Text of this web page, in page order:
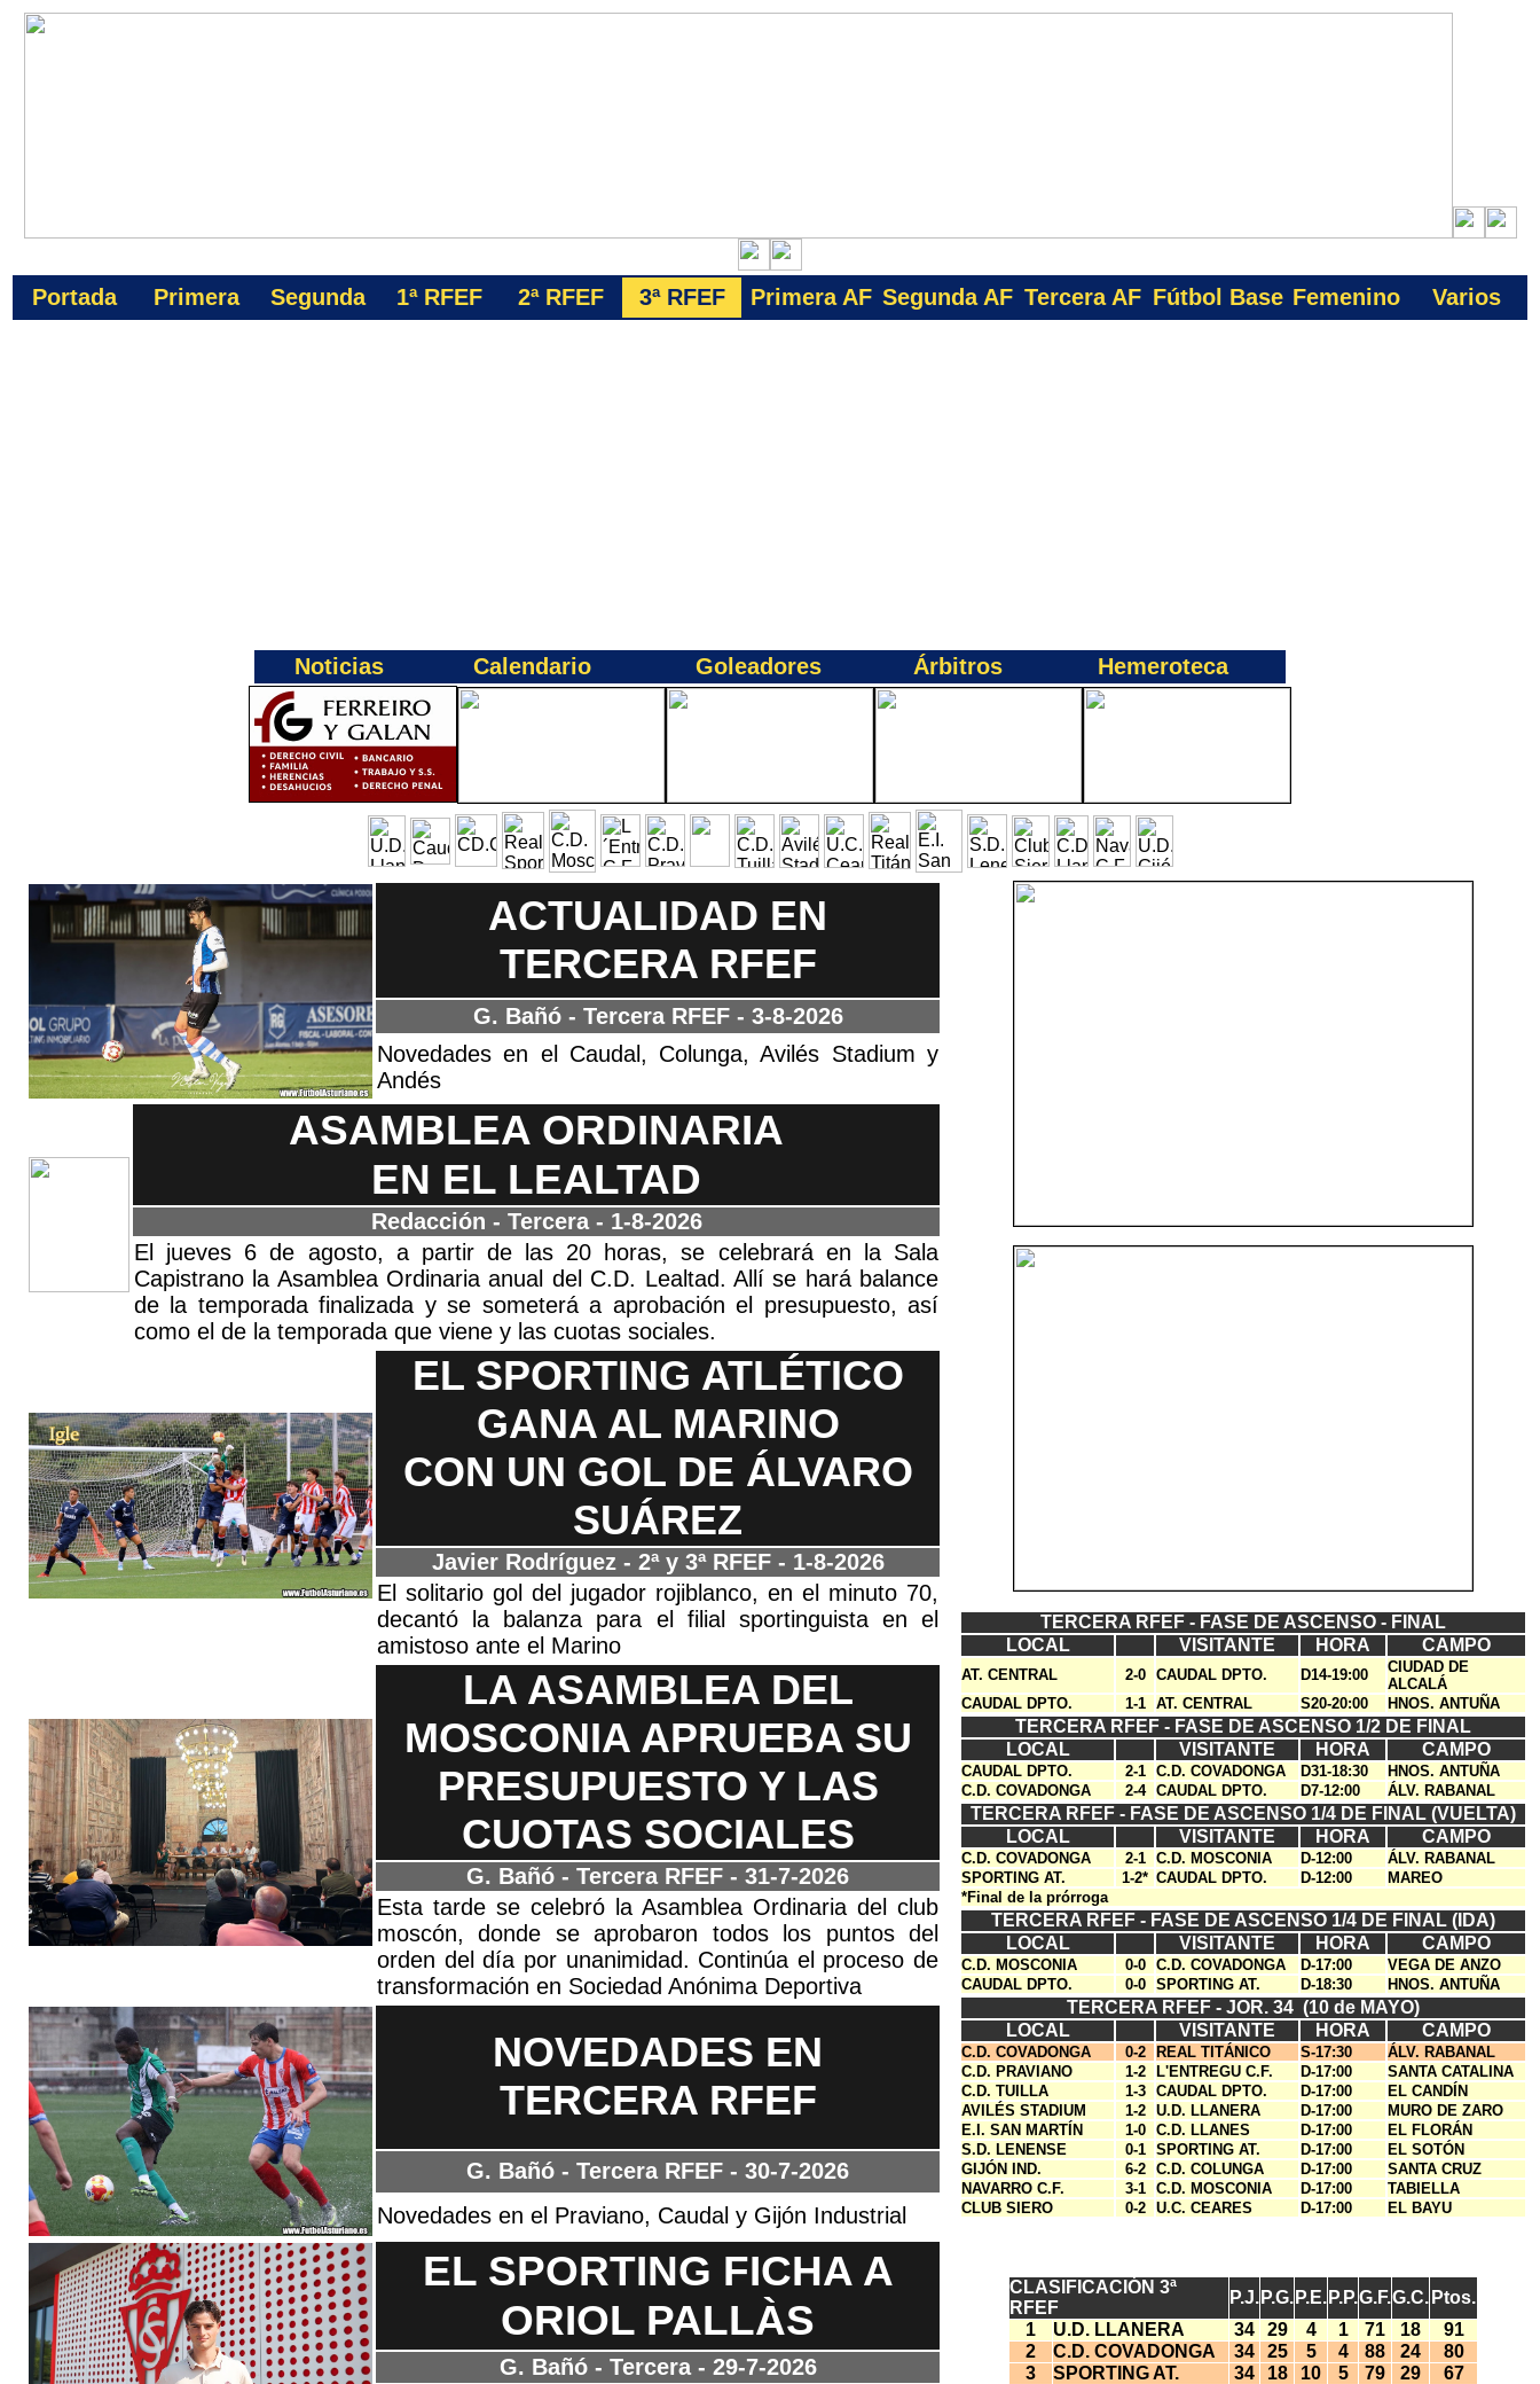
Portada Primera Segunda 1ªRFEF 2ª RFEF 3ªRFEF Primera AF Segunda AF Tercera AF Fútbol Base Femenino Varios
Noticias Calendario Goleadores Árbitros Hemeroteca
ACTUALIDAD EN
TERCERA RFEF
G. Bañó - Tercera RFEF- 3-8-2026
Novedades en el Caudal, Colunga, Avilés Stadium y
Andés
ASAMBLEA ORDINARIA
EN EL LEALTAD
Redacción - Tercera - 1-8-2026
El jueves 6 de agosto, a partir de las 20 horas, se celebrará en la Sala
Capistrano la Asamblea Ordinaria anual del C.D. Lealtad. Allí se hará balance
de la temporada finalizada y se someterá a aprobación el presupuesto, así
como el de la temporada que viene y las cuotas sociales.
EL SPORTING ATLÉTICO
GANA AL MARINO
CON UN GOL DE ÁLVARO
SUÁREZ
Javier Rodríguez - 2ª y 3ª RFEF- 1-8-2026
El solitario gol del jugador rojiblanco, en el minuto 70,
decantó la balanza para el filial sportinguista en el
amistoso ante el Marino
LA ASAMBLEA DEL
MOSCONIA APRUEBA SU
PRESUPUESTO Y LAS
CUOTAS SOCIALES
G. Bañó - Tercera RFEF - 31-7-2026
Esta tarde se celebró la Asamblea Ordinaria del club
moscón, donde se aprobaron todos los puntos del
orden del día por unanimidad. Continúa el proceso de
transformación en Sociedad Anónima Deportiva
NOVEDADES EN
TERCERA RFEF
G. Bañó - Tercera RFEF - 30-7-2026
Novedades en el Praviano, Caudal y Gijón Industrial
EL SPORTING FICHA A
ORIOL PALLÀS
G. Bañó - Tercera - 29-7-2026
TERCERA RFEF - FASE DE ASCENSO - FINAL
LOCAL
VISITANTE HORA CAMPO
AT. CENTRAL 2-0 CAUDAL DPTO. D14-19:00
CIUDAD DE
ALCALÁ
CAUDAL DPTO.
1-1 AT. CENTRAL S20-20:00 HNOS. ANTUÑA
TERCERA RFEF - FASE DE ASCENSO 1/2 DE FINAL
LOCAL
VISITANTE HORA CAMPO
CAUDAL DPTO. 2-1 C.D. COVADONGA D31-18:30
HNOS. ANTUÑA
C.D. COVADONGA
2-4 CAUDAL DPTO. D7-12:00 ÁLV. RABANAL
TERCERA RFEF - FASE DE ASCENSO 1/4 DE FINAL (VUELTA)
LOCAL
VISITANTE HORA CAMPO
C.D. COVADONGA 2-1 C.D. MOSCONIA D-12:00
ÁLV. RABANAL
SPORTING AT.
1-2* CAUDAL DPTO. D-12:00
MAREO
*Final de la prórroga
TERCERA RFEF - FASE DE ASCENSO 1/4 DE FINAL (IDA)
LOCAL
VISITANTE HORA CAMPO
C.D. MOSCONIA 0-0 C.D. COVADONGA D-17:00
VEGA DE ANZO
CAUDAL DPTO.
0-0 SPORTING AT. D-18:30 HNOS. ANTUÑA
TERCERA RFEF - JOR. 34 (10 de MAYO)
LOCAL
VISITANTE HORA CAMPO
C.D. COVADONGA 0-2 REAL TITÁNICO S-17:30
ÁLV. RABANAL
C.D. PRAVIANO
1-2 L'ENTREGU C.F. D-17:00
SANTA CATALINA
C.D. TUILLA
1-3 CAUDAL DPTO. D-17:00
EL CANDÍN
AVILÉS STADIUM
1-2 U.D. LLANERA D-17:00
MURO DE ZARO
E.I. SAN MARTÍN
1-0 C.D. LLANES D-17:00
EL FLORÁN
S.D. LENENSE
0-1 SPORTING AT. D-17:00
EL SOTÓN
GIJÓN IND.
6-2 C.D. COLUNGA D-17:00
SANTA CRUZ
NAVARRO C.F.
3-1 C.D. MOSCONIA D-17:00
TABIELLA
CLUB SIERO
0-2 U.C. CEARES D-17:00 EL BAYU
CLASIFICACIÓN 3ª
RFEF
P.J. P.G. P.E. P.P.G.F.G.C. Ptos.
1
U.D. LLANERA 34 29 4 1 71 18
91
2
C.D. COVADONGA 34 25 5 4 88 24
80
3
SPORTING AT. 34 18 10 5 79 29
67